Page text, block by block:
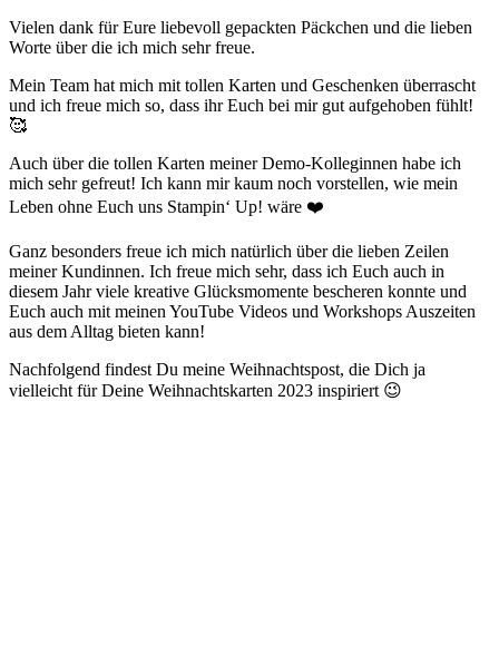
Vielen dank für Eure liebevoll gepackten Päckchen und die lieben
Worte über die ich mich sehr freue.
Mein Team hat mich mit tollen Karten und Geschenken überrascht
und ich freue mich so, dass ihr Euch bei mir gut aufgehoben fühlt!
🥰
Auch über die tollen Karten meiner Demo-Kolleginnen habe ich
mich sehr gefreut! Ich kann mir kaum noch vorstellen, wie mein
Leben ohne Euch uns Stampin‘ Up! wäre ❤️
Ganz besonders freue ich mich natürlich über die lieben Zeilen
meiner Kundinnen. Ich freue mich sehr, dass ich Euch auch in
diesem Jahr viele kreative Glücksmomente bescheren konnte und
Euch auch mit meinen YouTube Videos und Workshops Auszeiten
aus dem Alltag bieten kann!
Nachfolgend findest Du meine Weihnachtspost, die Dich ja
vielleicht für Deine Weihnachtskarten 2023 inspiriert 😉